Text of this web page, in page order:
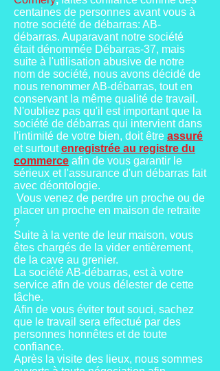
centaines de personnes avant vous à
notre société de débarras: AB-
débarras. Auparavant notre société
était dénommée Débarras-37, mais
suite à l'utilisation abusive de notre
nom de société, nous avons décidé de
nous renommer AB-débarras, tout en
conservant la même qualité de travail.
N'oubliez pas qu'il est important que la
société de débarras qui intervient dans
l'intimité de votre bien, doit être assuré
et surtoutenregistrée au registre du
commerce afin de vous garantir le
sérieux et l'assurance d'un débarras fait
avec déontologie.
Vous venez de perdre un proche ou de
placer un proche en maison de retraite
?
Suite à la vente de leur maison, vous
êtes chargés de la vider entièrement,
de la cave au grenier.
La société AB-débarras, est à votre
service afin de vous délester de cette
tâche.
Afin de vous éviter tout souci, sachez
que le travail sera effectué par des
personnes honnêtes et de toute
confiance.
Après la visite des lieux, nous sommes